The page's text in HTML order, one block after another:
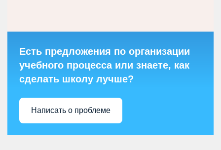
Есть предложения по организации
учебного процесса или знаете, как
сделать школу лучше?
Написать о проблеме